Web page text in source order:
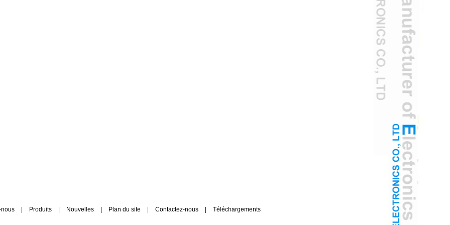
Produits Nouvelles Plan du site Contactez-nous Téléchargements